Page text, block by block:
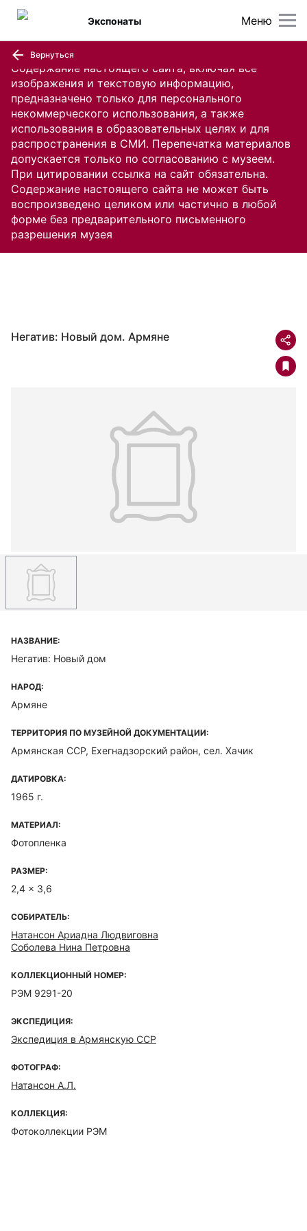
Содержание настоящего сайта, включая все
изображения и текстовую информацию,
предназначено только для персонального
некоммерческого использования, а также
использования в образовательных целях и для
распространения в СМИ. Перепечатка материалов
допускается только по согласованию с музеем.
При цитировании ссылка на сайт обязательна.
Содержание настоящего сайта не может быть
воспроизведено целиком или частично в любой
форме без предварительного письменного
разрешения музея
Меню
Экспонаты
Вернуться
Негатив: Новый дом. Армяне
НАЗВАНИЕ:
Негатив: Новый дом
НАРОД:
Армяне
ТЕРРИТОРИЯ ПО МУЗЕЙНОЙ ДОКУМЕНТАЦИИ:
Армянская ССР, Ехегнадзорский район, сел. Хачик
ДАТИРОВКА:
1965 г.
МАТЕРИАЛ:
Фотопленка
РАЗМЕР:
2,4 x 3,6
СОБИРАТЕЛЬ:
Натансон Ариадна Людвиговна
Соболева Нина Петровна
КОЛЛЕКЦИОННЫЙ НОМЕР:
РЭМ 9291-20
ЭКСПЕДИЦИЯ:
Экспедиция в Армянскую ССР
ФОТОГРАФ:
Натансон А.Л.
КОЛЛЕКЦИЯ:
Фотоколлекции РЭМ